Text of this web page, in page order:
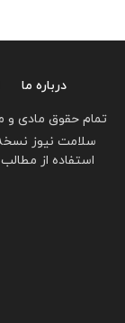
درباره ما
تمام حقوق مادی و
سلامت نیوز
استفاده از